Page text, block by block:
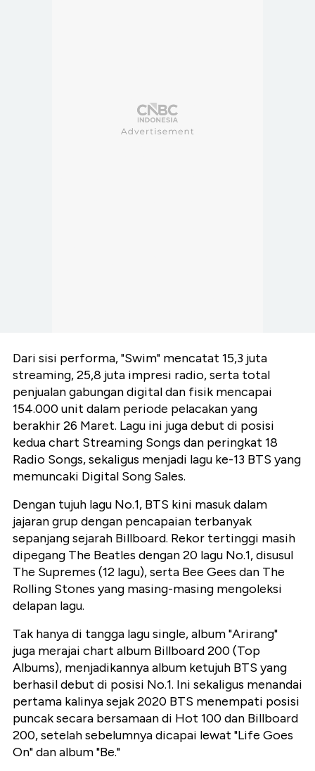
Dari sisi performa, "Swim" mencatat 15,3 juta
streaming, 25,8 juta impresi radio, serta total
penjualan gabungan digital dan fisik mencapai
154.000 unit dalam periode pelacakan yang
berakhir 26 Maret. Lagu ini juga debut di posisi
kedua chart Streaming Songs dan peringkat 18
Radio Songs, sekaligus menjadi lagu ke-13 BTS yang
memuncaki Digital Song Sales.
Dengan tujuh lagu No.1, BTS kini masuk dalam
jajaran grup dengan pencapaian terbanyak
sepanjang sejarah Billboard. Rekor tertinggi masih
dipegang The Beatles dengan 20 lagu No.1, disusul
The Supremes (12 lagu), serta Bee Gees dan The
Rolling Stones yang masing-masing mengoleksi
delapan lagu.
Tak hanya di tangga lagu single, album "Arirang"
juga merajai chart album Billboard 200 (Top
Albums), menjadikannya album ketujuh BTS yang
berhasil debut di posisi No.1. Ini sekaligus menandai
pertama kalinya sejak 2020 BTS menempati posisi
puncak secara bersamaan di Hot 100 dan Billboard
200, setelah sebelumnya dicapai lewat "Life Goes
On" dan album "Be."